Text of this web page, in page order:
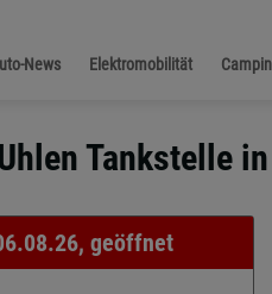
News Elektromobilität
Tankstelle
geöffnet